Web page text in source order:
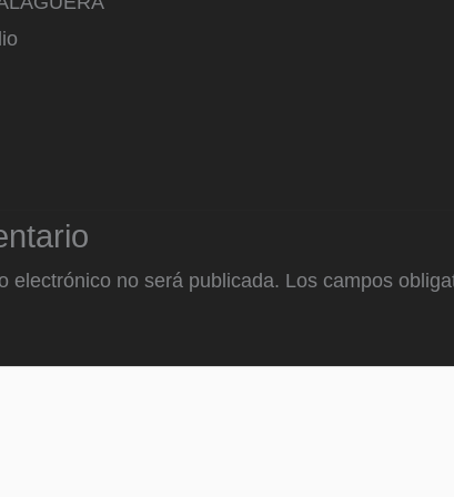
electrónico no será publicada. Los campos